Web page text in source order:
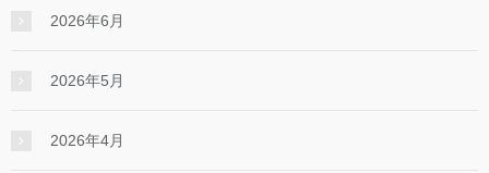
2026年6月
2026年5月
2026年4月